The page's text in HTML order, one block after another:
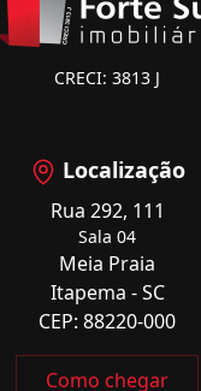
CRECI: 3813 J
Localização
Rua 292, 111
Sala 04
Meia Praia
Itapema - SC
CEP: 88220-000
Como chegar